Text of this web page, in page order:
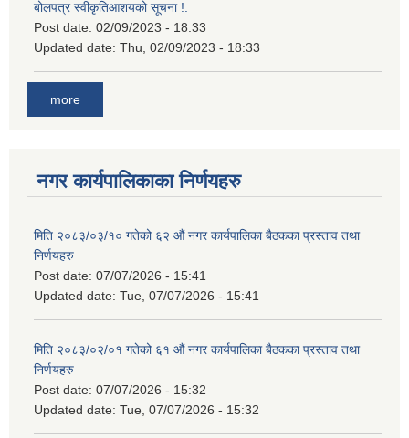
बोलपत्र स्वीकृतिआशयको सूचना !.
Post date: 02/09/2023 - 18:33
Updated date: Thu, 02/09/2023 - 18:33
more
नगर कार्यपालिकाका निर्णयहरु
मिति २०८३/०३/१० गतेको ६२ औं नगर कार्यपालिका बैठकका प्रस्ताव तथा
निर्णयहरु
Post date: 07/07/2026 - 15:41
Updated date: Tue, 07/07/2026 - 15:41
मिति २०८३/०२/०१ गतेको ६१ औं नगर कार्यपालिका बैठकका प्रस्ताव तथा
निर्णयहरु
Post date: 07/07/2026 - 15:32
Updated date: Tue, 07/07/2026 - 15:32